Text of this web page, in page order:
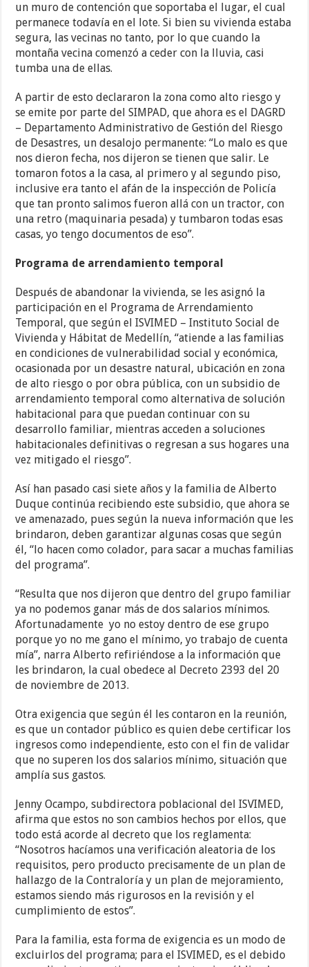
un muro de contención que soportaba el lugar, el cual
permanece todavía en el lote. Si bien su vivienda estaba
segura, las vecinas no tanto, por lo que cuando la
montaña vecina comenzó a ceder con la lluvia, casi
tumba una de ellas.
A partir de esto declararon la zona como alto riesgo y
se emite por parte del SIMPAD, que ahora es el DAGRD
– Departamento Administrativo de Gestión del Riesgo
de Desastres, un desalojo permanente: “Lo malo es que
nos dieron fecha, nos dijeron se tienen que salir. Le
tomaron fotos a la casa, al primero y al segundo piso,
inclusive era tanto el afán de la inspección de Policía
que tan pronto salimos fueron allá con un tractor, con
una retro (maquinaria pesada) y tumbaron todas esas
casas, yo tengo documentos de eso”.
Programa de arrendamiento temporal
Después de abandonar la vivienda, se les asignó la
participación en el Programa de Arrendamiento
Temporal, que según el ISVIMED – Instituto Social de
Vivienda y Hábitat de Medellín, “atiende a las familias
en condiciones de vulnerabilidad social y económica,
ocasionada por un desastre natural, ubicación en zona
de alto riesgo o por obra pública, con un subsidio de
arrendamiento temporal como alternativa de solución
habitacional para que puedan continuar con su
desarrollo familiar, mientras acceden a soluciones
habitacionales definitivas o regresan a sus hogares una
vez mitigado el riesgo”.
Así han pasado casi siete años y la familia de Alberto
Duque continúa recibiendo este subsidio, que ahora se
ve amenazado, pues según la nueva información que les
brindaron, deben garantizar algunas cosas que según
él, “lo hacen como colador, para sacar a muchas familias
del programa”.
“Resulta que nos dijeron que dentro del grupo familiar
ya no podemos ganar más de dos salarios mínimos.
Afortunadamente yo no estoy dentro de ese grupo
porque yo no me gano el mínimo, yo trabajo de cuenta
mía”, narra Alberto refiriéndose a la información que
les brindaron, la cual obedece al Decreto 2393 del 20
de noviembre de 2013.
Otra exigencia que según él les contaron en la reunión,
es que un contador público es quien debe certificar los
ingresos como independiente, esto con el fin de validar
que no superen los dos salarios mínimo, situación que
amplía sus gastos.
Jenny Ocampo, subdirectora poblacional del ISVIMED,
afirma que estos no son cambios hechos por ellos, que
todo está acorde al decreto que los reglamenta:
“Nosotros hacíamos una verificación aleatoria de los
requisitos, pero producto precisamente de un plan de
hallazgo de la Contraloría y un plan de mejoramiento,
estamos siendo más rigurosos en la revisión y el
cumplimiento de estos”.
Para la familia, esta forma de exigencia es un modo de
excluirlos del programa; para el ISVIMED, es el debido